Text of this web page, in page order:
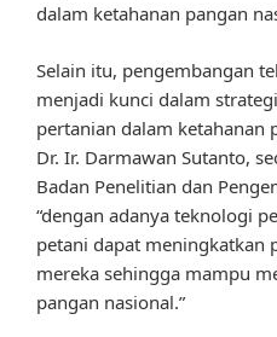
dalam ketahanan pangan
Selain itu, pengembangan
menjadi kunci dalam
pertanian dalam ketahanan
Dr. Ir. Darmawan Sutanto,
Badan Penelitian dan
“dengan adanya teknologi
petani dapat meningkatkan
mereka sehingga mampu
pangan nasional.”